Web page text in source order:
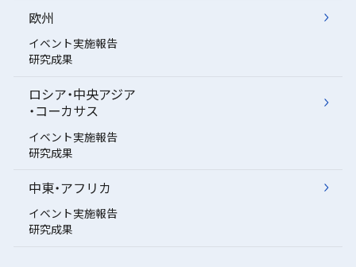
欧州
イベント実施報告
研究成果
ロシア・中央アジア
・コーカサス
イベント実施報告
研究成果
中東・アフリカ
イベント実施報告
研究成果